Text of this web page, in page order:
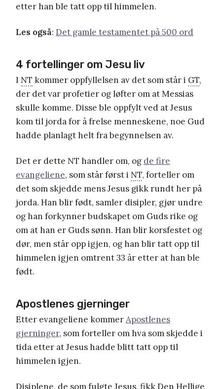
etter han ble tatt opp til himmelen.
Les også: Det gamle testamentet på 500 ord
4 fortellinger om Jesu liv
I NT kommer oppfyllelsen av det som står i GT,
der det var profetier og løfter om at Messias
skulle komme. Disse ble oppfylt ved at Jesus
kom til jorda for å frelse menneskene, noe Gud
hadde planlagt helt fra begynnelsen av.
Det er dette NT handler om, og de fire
evangeliene, som står først i NT, forteller om
det som skjedde mens Jesus gikk rundt her på
jorda. Han blir født, samler disipler, gjør undre
og han forkynner budskapet om Guds rike og
om at han er Guds sønn. Han blir korsfestet og
dør, men står opp igjen, og han blir tatt opp til
himmelen igjen omtrent 33 år etter at han ble
født.
Apostlenes gjerninger
Etter evangeliene kommerApostlenes
gjerninger, som forteller om hva som skjedde i
tida etter at Jesus hadde blitt tatt opp til
himmelen igjen.
Disiplene, de som fulgte Jesus, fikk Den Hellige